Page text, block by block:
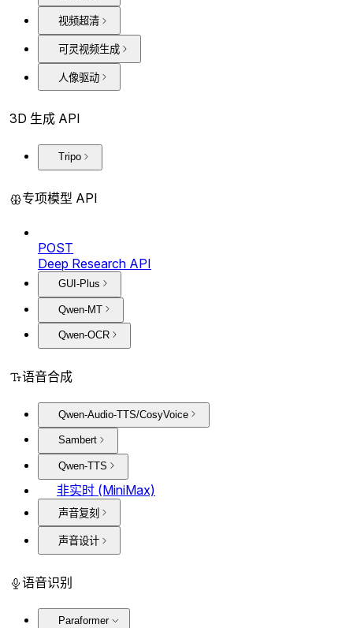
视频超清
可灵视频生成
人像驱动
3D 生成 API
Tripo
专项模型 API
POST
Deep Research API
GUI-Plus
Qwen-MT
Qwen-OCR
语音合成
Qwen-Audio-TTS/CosyVoice
Sambert
Qwen-TTS
非实时 (MiniMax)
声音复刻
声音设计
语音识别
Paraformer